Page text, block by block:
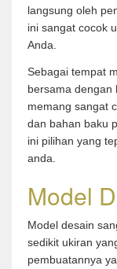
langsung oleh
ini sangat cocok
Anda.
Sebagai tempat
bersama dengan
memang sangat
dan bahan baku
ini pilihan yang
anda.
Model
Model desain
sedikit ukiran
pembuatannya